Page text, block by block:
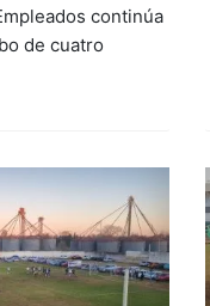
continúa
de cuatro